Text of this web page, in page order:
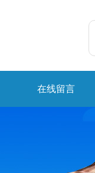
在线留言